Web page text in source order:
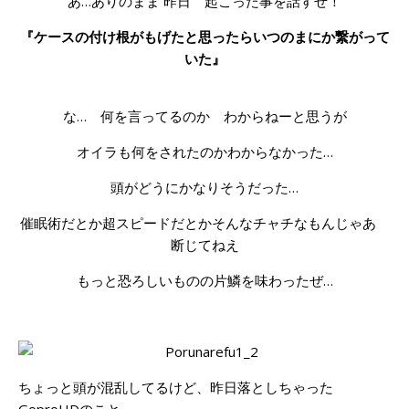
『ケースの付け根がもげたと思ったらいつのまにか繋がって
いた』
な… 何を言ってるのか わからねーと思うが
オイラも何をされたのかわからなかった…
頭がどうにかなりそうだった…
催眠術だとか超スピードだとかそんなチャチなもんじゃあ
断じてねえ
もっと恐ろしいものの片鱗を味わったぜ…
ちょっと頭が混乱してるけど、 昨日落としちゃった